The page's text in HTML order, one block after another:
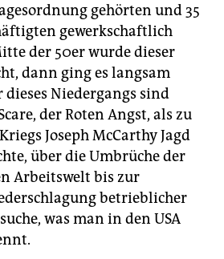
gehörten und 35
gewerkschaftlich
der 50er wurde dieser
dann ging es langsam
Niedergangs sind
der Roten Angst, als zu
Joseph McCarthy Jagd
über die Umbrüche der
Arbeitswelt bis zur
betrieblicher
was man in den USA